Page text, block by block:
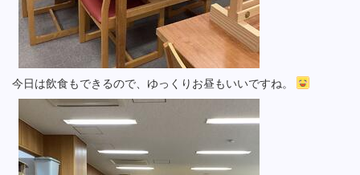
今日は飲食もできるので、ゆっくりお昼もいいですね。